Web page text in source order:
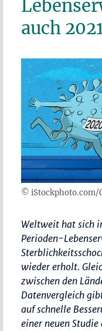
auch
© iStockphoto.com/
Weltweit hat sich
Perioden-
wieder erholt.
zwischen den
Datenvergleich
auf schnelle
einer neuen Studie